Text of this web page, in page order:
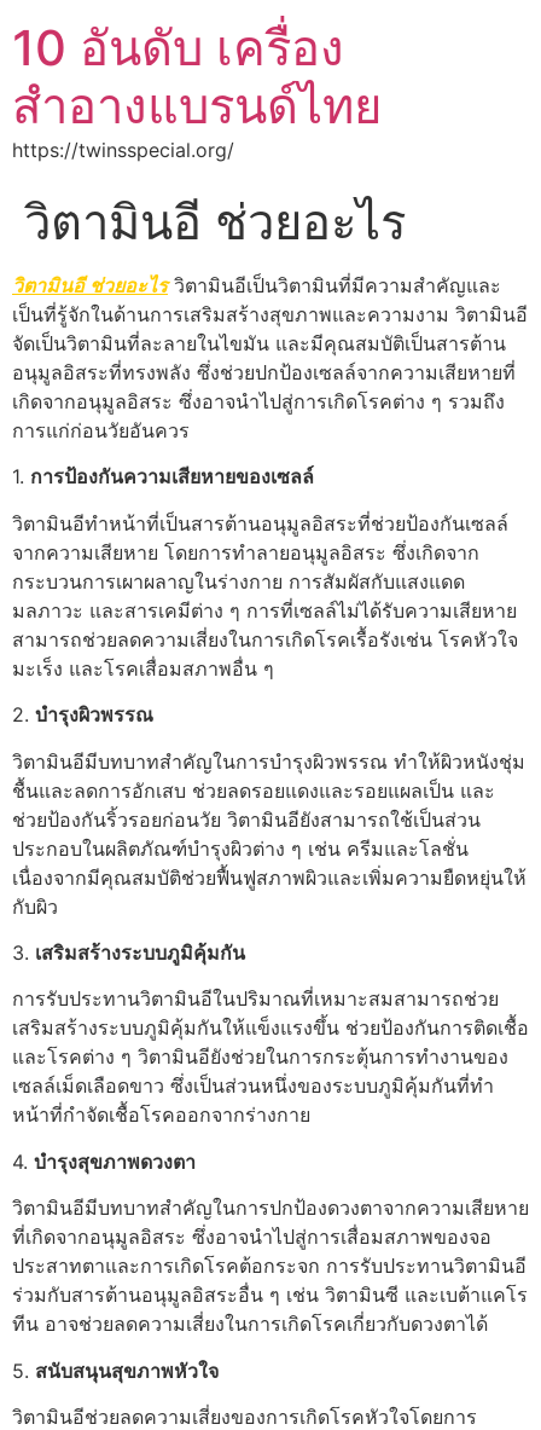
10 อันดับ เครื่อง
สำอางแบรนด์ไทย
https://twinsspecial.org/
วิตามินอี ช่วยอะไร
วิตามินอี ช่วยอะไรวิตามินอีเป็นวิตามินที่มีความสำคัญและ
เป็นที่รู้จักในด้านการเสริมสร้างสุขภาพและความงาม วิตามินอี
จัดเป็นวิตามินที่ละลายในไขมัน และมีคุณสมบัติเป็นสารต้าน
อนุมูลอิสระที่ทรงพลัง ซึ่งช่วยปกป้องเซลล์จากความเสียหายที่
เกิดจากอนุมูลอิสระ ซึ่งอาจนำไปสู่การเกิดโรคต่าง ๆ รวมถึง
การแก่ก่อนวัยอันควร
1. การป้องกันความเสียหายของเซลล์
วิตามินอีทำหน้าที่เป็นสารต้านอนุมูลอิสระที่ช่วยป้องกันเซลล์
จากความเสียหาย โดยการทำลายอนุมูลอิสระ ซึ่งเกิดจาก
กระบวนการเผาผลาญในร่างกาย การสัมผัสกับแสงแดด
มลภาวะ และสารเคมีต่าง ๆ การที่เซลล์ไม่ได้รับความเสียหาย
สามารถช่วยลดความเสี่ยงในการเกิดโรคเรื้อรังเช่น โรคหัวใจ
มะเร็ง และโรคเสื่อมสภาพอื่น ๆ
2. บำรุงผิวพรรณ
วิตามินอีมีบทบาทสำคัญในการบำรุงผิวพรรณ ทำให้ผิวหนังชุ่ม
ชื้นและลดการอักเสบ ช่วยลดรอยแดงและรอยแผลเป็น และ
ช่วยป้องกันริ้วรอยก่อนวัย วิตามินอียังสามารถใช้เป็นส่วน
ประกอบในผลิตภัณฑ์บำรุงผิวต่าง ๆ เช่น ครีมและโลชั่น
เนื่องจากมีคุณสมบัติช่วยฟื้นฟูสภาพผิวและเพิ่มความยืดหยุ่นให้
กับผิว
3. เสริมสร้างระบบภูมิคุ้มกัน
การรับประทานวิตามินอีในปริมาณที่เหมาะสมสามารถช่วย
เสริมสร้างระบบภูมิคุ้มกันให้แข็งแรงขึ้น ช่วยป้องกันการติดเชื้อ
และโรคต่าง ๆ วิตามินอียังช่วยในการกระตุ้นการทำงานของ
เซลล์เม็ดเลือดขาว ซึ่งเป็นส่วนหนึ่งของระบบภูมิคุ้มกันที่ทำ
หน้าที่กำจัดเชื้อโรคออกจากร่างกาย
4. บำรุงสุขภาพดวงตา
วิตามินอีมีบทบาทสำคัญในการปกป้องดวงตาจากความเสียหาย
ที่เกิดจากอนุมูลอิสระ ซึ่งอาจนำไปสู่การเสื่อมสภาพของจอ
ประสาทตาและการเกิดโรคต้อกระจก การรับประทานวิตามินอี
ร่วมกับสารต้านอนุมูลอิสระอื่น ๆ เช่น วิตามินซี และเบต้าแคโร
ทีน อาจช่วยลดความเสี่ยงในการเกิดโรคเกี่ยวกับดวงตาได้
5. สนับสนุนสุขภาพหัวใจ
วิตามินอีช่วยลดความเสี่ยงของการเกิดโรคหัวใจโดยการ